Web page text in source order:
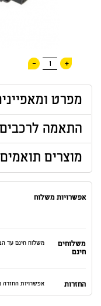
+
1
-
מפרט
התאמה
מוצרים תואמים
אפשרויות משלוח
משלוחים
חינם
משלוח חינם עד הבית
החזרות אפשרויות החזרה